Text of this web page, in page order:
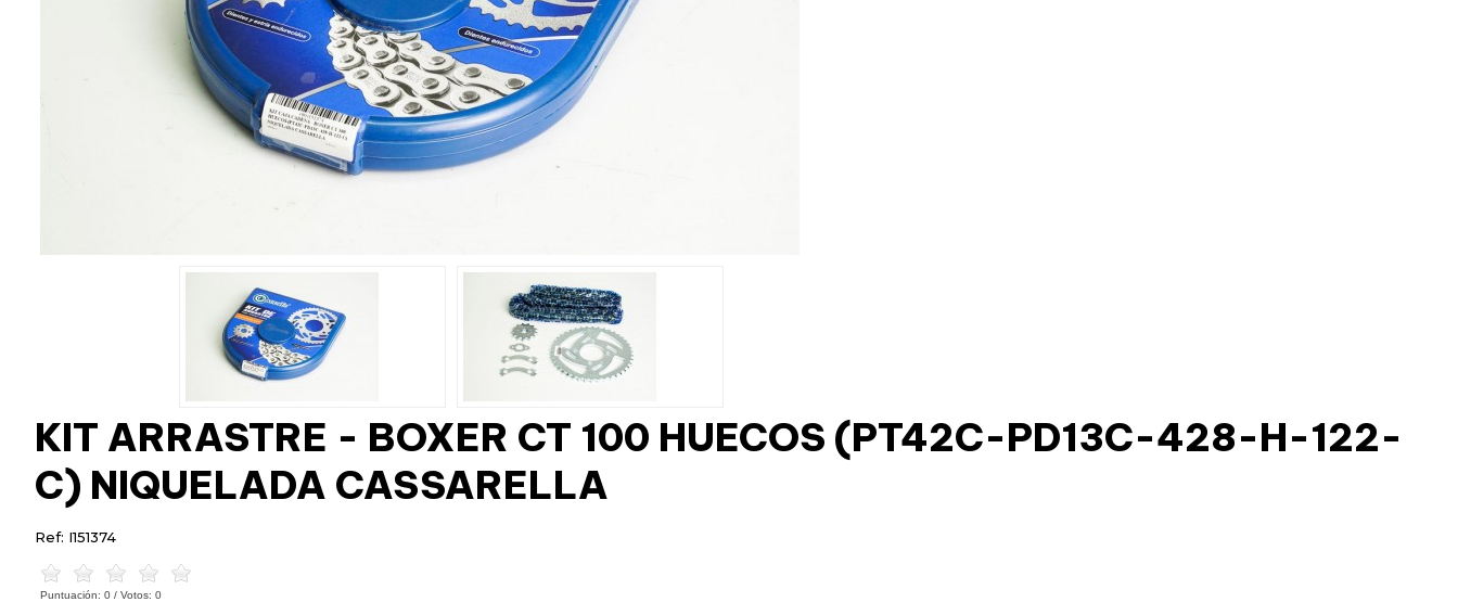
KIT ARRASTRE - BOXER CT 100 HUECOS (PT42C-PD13C-428-H-122-
C) NIQUELADA CASSARELLA
Ref: I151374
Puntuación: 0 / Votos: 0